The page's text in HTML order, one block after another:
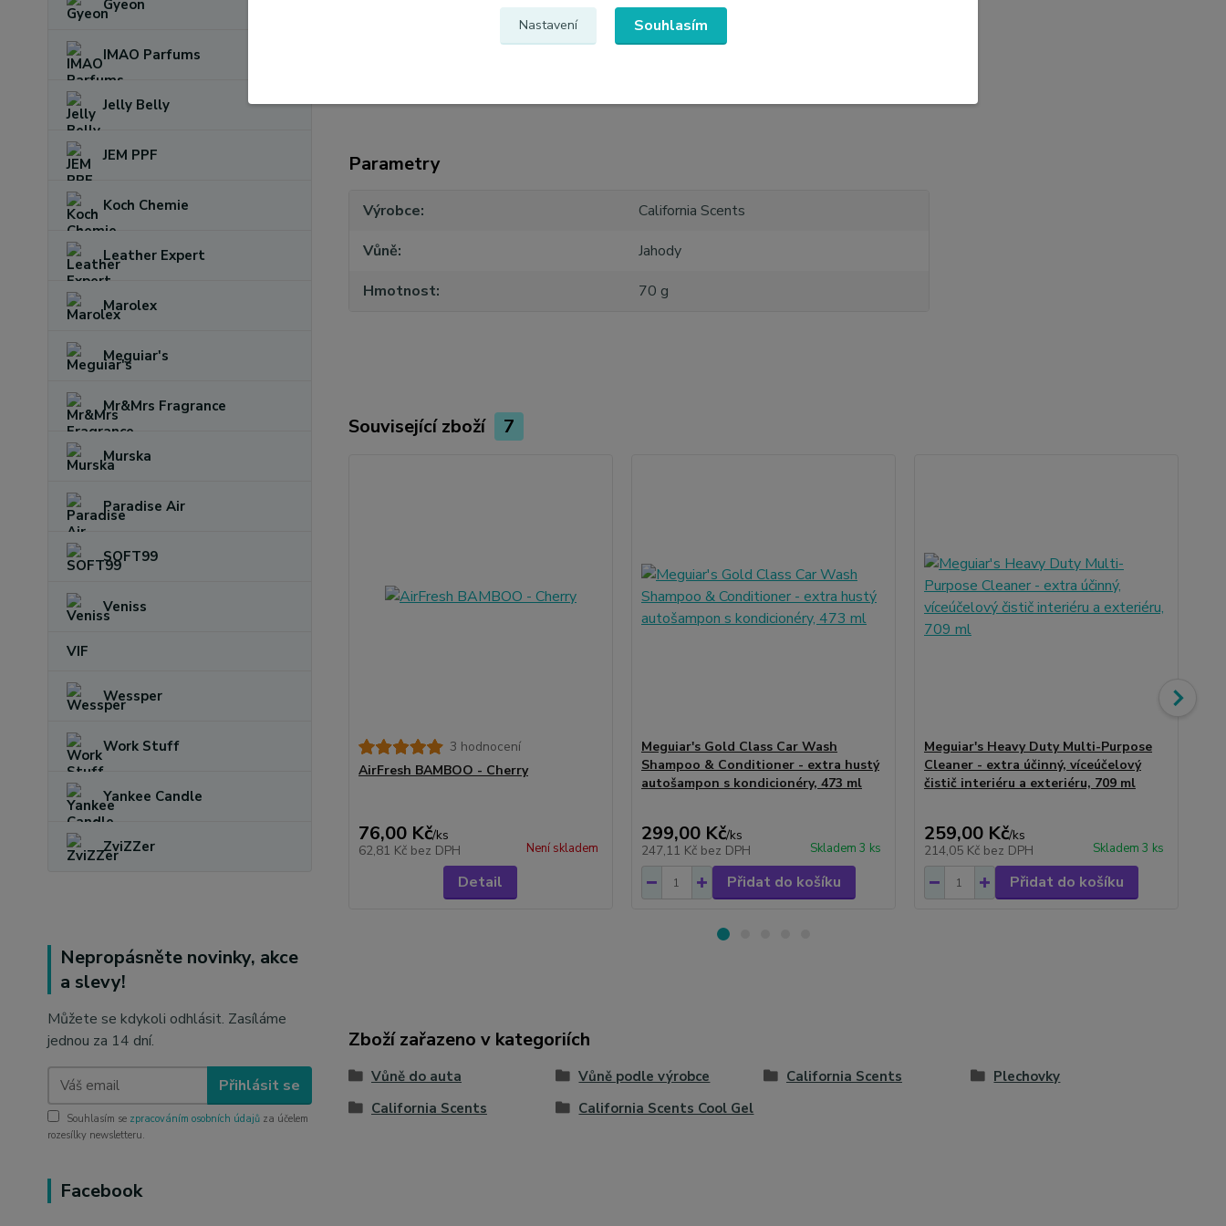
Gyeon
IMAO Parfums
Jelly Belly
JEM PPF
Koch Chemie
Leather Expert
Marolex
Meguiar's
Mr&Mrs Fragrance
Murska
Paradise Air
SOFT99
Veniss
VIF
Wessper
Work Stuff
Yankee Candle
ZviZZer
Nepropásněte novinky, akce
a slevy!
Můžete se kdykoli odhlásit. Zasíláme
jednou za 14 dní.
Přihlásit se
Souhlasím se zpracováním osobních údajů za účelem
rozesílky newsletteru.
Facebook
Parametry
Výrobce
California Scents
Vůně
Jahody
Hmotnost
70 g
Související zboží 7
3 hodnocení
AirFresh BAMBOO - Cherry
76,00 Kč/ks
62,81 Kč bez DPH Není skladem
Detail
Meguiar's Gold Class Car Wash
Shampoo & Conditioner - extra hustý
autošampon s kondicionéry, 473 ml
299,00 Kč/ks
247,11 Kč bez DPH Skladem 3 ks
Přidat do košíku
Meguiar's Heavy Duty Multi-Purpose
Cleaner - extra účinný, víceúčelový
čistič interiéru a exteriéru, 709 ml
259,00 Kč/ks
214,05 Kč bez DPH Skladem 3 ks
Přidat do košíku
Zboží zařazeno v kategoriích
Vůně do auta Vůně podle výrobce California Scents
Plechovky
California Scents
California Scents Cool Gel
Nastavení Souhlasím